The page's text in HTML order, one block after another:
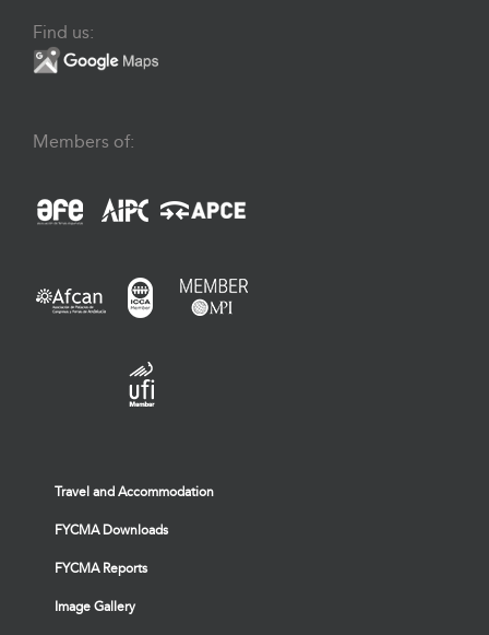
Find us:
Members of:
Travel and Accommodation
FYCMA Downloads
FYCMA Reports
Image Gallery